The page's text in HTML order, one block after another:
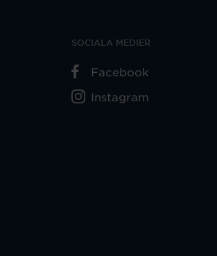
SOCIALA MEDIER
Facebook
Instagram